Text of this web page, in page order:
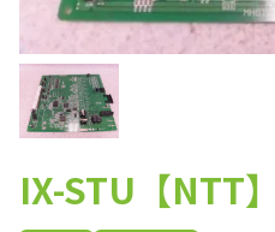
IX-STU【NTT